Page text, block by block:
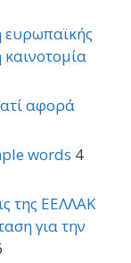
ευρωπαϊκής
αφορά
words 4
της ΕΕΛΛΑΚ
για την